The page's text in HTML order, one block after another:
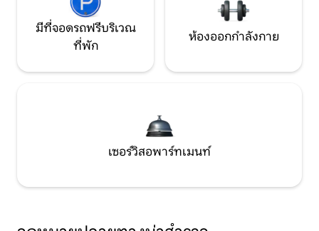
มีที่จอดรถฟรีบริเวณ
ที่พัก
ห้องออกกำลังกาย
เซอร์วิสอพาร์ทเมนท์